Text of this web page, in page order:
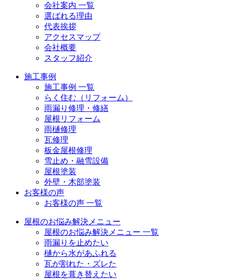
会社案内 一覧
選ばれる理由
代表挨拶
アクセスマップ
会社概要
スタッフ紹介
施工事例
施工事例 一覧
らく住む（リフォーム）
雨漏り修理・修繕
屋根リフォーム
雨樋修理
瓦修理
板金屋根修理
雪止め・融雪設備
屋根塗装
外壁・木部塗装
お客様の声
お客様の声 一覧
屋根のお悩み解決メニュー
屋根のお悩み解決メニュー 一覧
雨漏りを止めたい
樋から水があふれる
瓦が割れた・ズレた
屋根を葺き替えたい